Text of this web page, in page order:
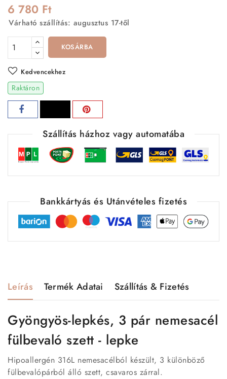
6 780 Ft
Várható szállítás: augusztus 17-től
KOSÁRBA
Kedvencekhez
Raktáron
Szállítás házhoz vagy automatába
Bankkártyás és Utánvételes fizetés
Leírás Termék Adatai Szállítás & Fizetés
Gyöngyös-lepkés, 3 pár nemesacél
fülbevaló szett - lepke
Hipoallergén 316L nemesacélból készült, 3 különböző
fülbevalópárból álló szett, csavaros zárral.